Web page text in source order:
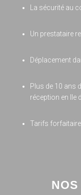
La sécurité au
Un prestataire
Déplacement
Plus de 10 ans
réception en Ile
Tarifs